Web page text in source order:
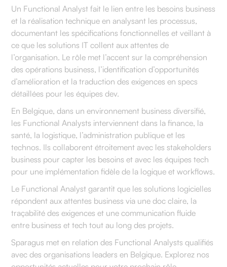
Un Functional Analyst fait le lien entre les besoins business
et la réalisation technique en analysant les processus,
documentant les spécifications fonctionnelles et veillant à
ce que les solutions IT collent aux attentes de
l’organisation. Le rôle met l’accent sur la compréhension
des opérations business, l’identification d’opportunités
d’amélioration et la traduction des exigences en specs
détaillées pour les équipes dev.
En Belgique, dans un environnement business diversifié,
les Functional Analysts interviennent dans la finance, la
santé, la logistique, l’administration publique et les
technos. Ils collaborent étroitement avec les stakeholders
business pour capter les besoins et avec les équipes tech
pour une implémentation fidèle de la logique et workflows.
Le Functional Analyst garantit que les solutions logicielles
répondent aux attentes business via une doc claire, la
traçabilité des exigences et une communication fluide
entre business et tech tout au long des projets.
Sparagus met en relation des Functional Analysts qualifiés
avec des organisations leaders en Belgique. Explorez nos